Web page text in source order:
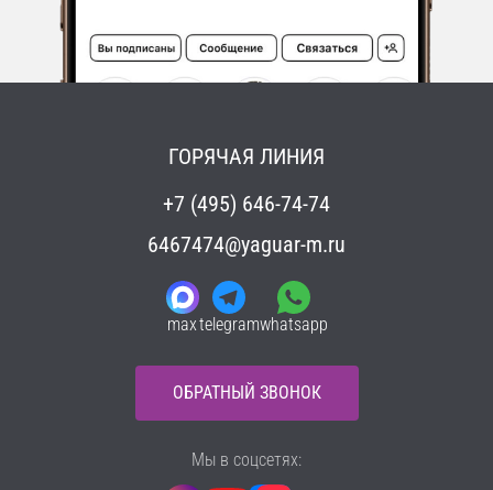
ГОРЯЧАЯ ЛИНИЯ
+7 (495) 646-74-74
6467474@yaguar-m.ru
maxtelegramwhatsapp
ОБРАТНЫЙ ЗВОНОК
Мы в соцсетях: